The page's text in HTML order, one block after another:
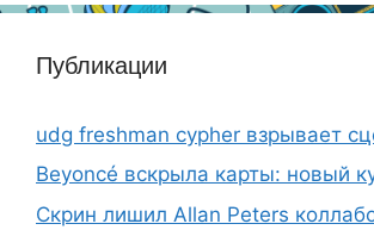
Публикации
udg freshman cypher взрывает
Beyoncé вскрыла карты: новый
Скрин лишил Allan Peters